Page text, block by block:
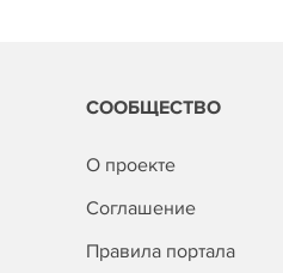
СООБЩЕСТВО
О проекте
Соглашение
Правила портала